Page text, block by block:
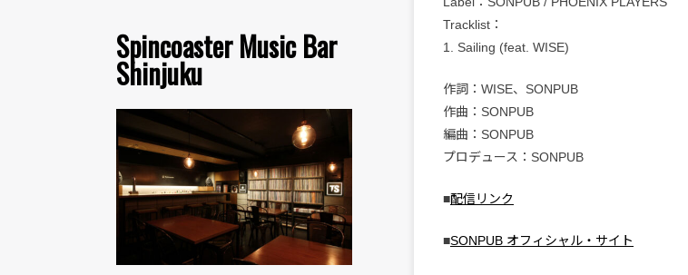
Spincoaster Music Bar
Shinjuku
Tracklist：
1. Sailing (feat. WISE)
作詞：WISE、SONPUB
作曲：SONPUB
編曲：SONPUB
プロデュース：SONPUB
■配信リンク
■SONPUB オフィシャル・サイト